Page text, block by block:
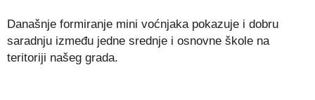
Današnje formiranje mini voćnjaka pokazuje i dobru
saradnju između jedne srednje i osnovne škole na
teritoriji našeg grada.